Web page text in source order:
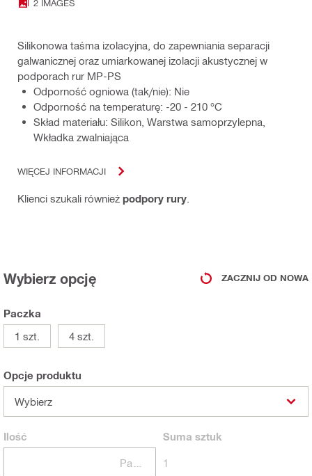
2 IMAGES
Silikonowa taśma izolacyjna, do zapewniania separacji
galwanicznej oraz umiarkowanej izolacji akustycznej w
podporach rur MP-PS
Odporność ogniowa (tak/nie): Nie
Odporność na temperaturę: -20 - 210 °C
Skład materiału: Silikon, Warstwa samoprzylepna,
Wkładka zwalniająca
WIĘCEJ INFORMACJI
Klienci szukali również podpory rury
Wybierz opcję ZACZNIJ OD NOWA
Paczka
1 szt.
4 szt.
Opcje produktu
Wybierz
Ilość Suma sztuk
1